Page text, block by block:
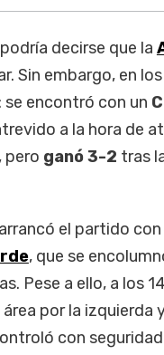
decirse que la
Sin embargo, en
encontró con un
a la hora de
pero ganó 3-2 tras
el partido
, que se
Pese a ello, a los
por la izquierda
con